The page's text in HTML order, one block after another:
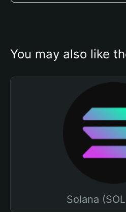
You may also like
Solana